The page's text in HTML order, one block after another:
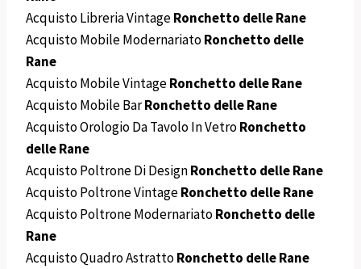
Acquisto Libreria VintageRonchetto delle Rane
Acquisto Mobile ModernariatoRonchetto delle
Rane
Acquisto Mobile VintageRonchetto delle Rane
Acquisto Mobile BarRonchetto delle Rane
Acquisto Orologio Da Tavolo In VetroRonchetto
delle Rane
Acquisto Poltrone Di DesignRonchetto delle Rane
Acquisto Poltrone VintageRonchetto delle Rane
Acquisto Poltrone ModernariatoRonchetto delle
Rane
Acquisto Quadro AstrattoRonchetto delle Rane